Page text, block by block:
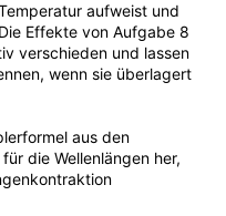
aufweist und
Effekte von Aufgabe 8
verschieden und lassen
wenn sie überlagert
aus den
die Wellenlängen her,